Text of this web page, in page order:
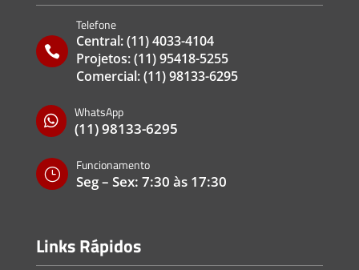

Telefone
Central:(11) 4033-4104
Projetos:(11) 95418-5255
Comercial:(11) 98133-6295

WhatsApp
(11) 98133-6295
}
Funcionamento
Seg – Sex: 7:30 às 17:30
Links Rápidos